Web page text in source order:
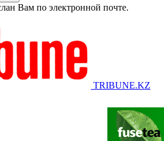
Вам по электронной почте.
TRIBUNE.KZ